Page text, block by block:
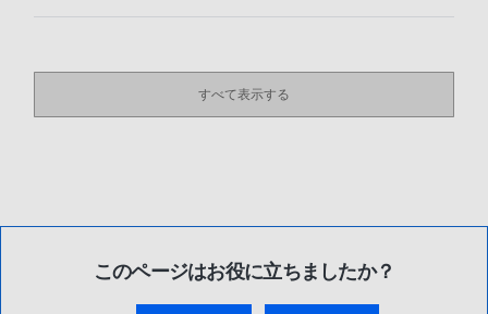
すべて表示する
このページはお役に立ちましたか？